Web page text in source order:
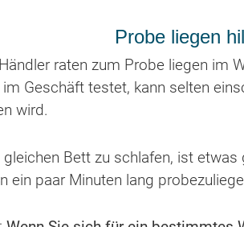
Probe liegen
raten zum Probe liegen im
Geschäft testet, kann selten
wird.
Bett zu schlafen, ist etwas
ein paar Minuten lang